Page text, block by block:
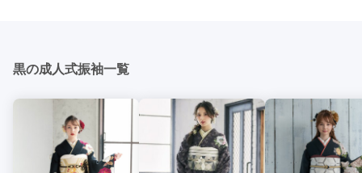
黒の成人式振袖一覧